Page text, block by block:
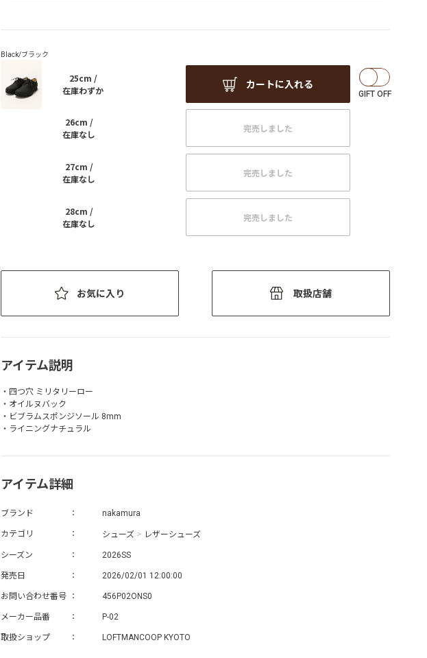
25cm /
在庫わずか
カートに入れる
26cm /
在庫なし
完売しました
27cm /
在庫なし
完売しました
28cm /
在庫なし
完売しました
お気に入り 取扱店舗
アイテム説明
・四つ穴 ミリタリーロー
・オイルヌバック
・ビブラムスポンジソール 8mm
・ライニングナチュラル
アイテム詳細
ブランド nakamura
カテゴリ シューズ > レザーシューズ
シーズン 2026SS
発売日 2026/02/01 12:00:00
お問い合わせ番号 456P02ONS0
メーカー品番 P-02
取扱ショップ LOFTMANCOOP KYOTO